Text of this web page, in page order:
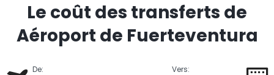
Le coût des transferts de
Aéroport de Fuerteventura
De: Vers: